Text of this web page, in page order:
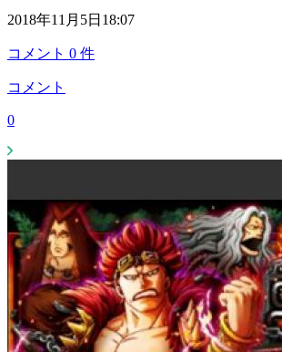
2018年11月5日18:07
コメント 0 件
コメント
0